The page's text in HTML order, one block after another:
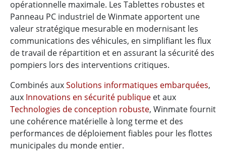
opérationnelle maximale. Les Tablettes robustes et
Panneau PC industriel de Winmate apportent une
valeur stratégique mesurable en modernisant les
communications des véhicules, en simplifiant les flux
de travail de répartition et en assurant la sécurité des
pompiers lors des interventions critiques.
Combinés auxSolutions informatiques embarquées,
aux Innovations en sécurité publique et aux
Technologies de conception robuste, Winmate fournit
une cohérence matérielle à long terme et des
performances de déploiement fiables pour les flottes
municipales du monde entier.